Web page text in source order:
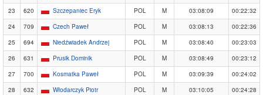
23
620 Szczepaniec Eryk POL M 03:08:09
00:22:32
24
709 Czech Paweł POL M 03:08:13
00:22:36
25
694 Niedźwiadek Andrzej POL M 03:08:40
00:23:03
26
631 Prusik Dominik POL M 03:08:49
00:23:12
27
700 Kosmatka Paweł POL M 03:09:39
00:24:02
28
632 Włodarczyk Piotr POL M 03:10:05
00:24:28